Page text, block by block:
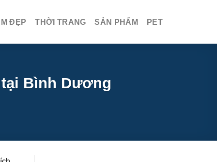
ĐẸP THỜI TRANG SẢN PHẨM PET
Bình Dương